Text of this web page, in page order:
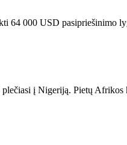
64 000 USD pasipriešinimo
plečiasi į Nigeriją. Pietų